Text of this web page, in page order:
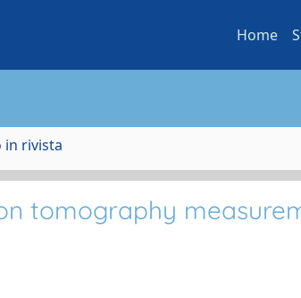
Home
in rivista
tomography